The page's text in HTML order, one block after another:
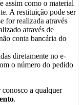
assim como o material
A restituição pode ser
for realizada através
através de
conta bancária do
diretamente no e-
o número do pedido
a qualquer
.